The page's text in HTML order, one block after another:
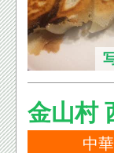
金山村
中華